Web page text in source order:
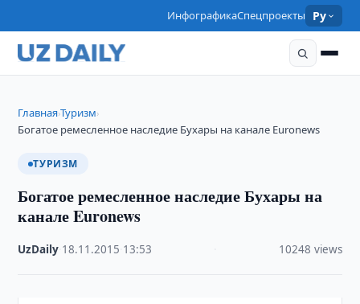
ИнфографикаСпецпроекты Ру
Главная›Туризм›
Богатое ремесленное наследие Бухары на канале Euronews
ТУРИЗМ
Богатое ремесленное наследие Бухары на
канале Euronews
UzDaily 18.11.2015 13:53 10248 views